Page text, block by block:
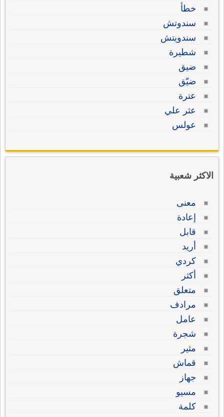
خطأ
سندوتش
سندويتش
شطيرة
ضيق
ضيّق
عترة
عثر علي
عولس
الاكثر شعبية
معنى
إعادة
قابل
أريد
كردي
أكثر
متعلق
مرادف
عامل
شجرة
مثير
قماش
جهاز
مسيو
كلمة